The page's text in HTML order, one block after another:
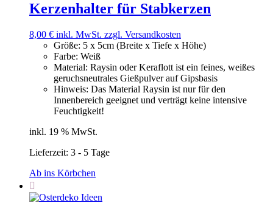
Kerzenhalter für Stabkerzen
8,00 € inkl. MwSt. zzgl. Versandkosten
Größe: 5 x 5cm (Breite x Tiefe x Höhe)
Farbe: Weiß
Material: Raysin oder Keraflott ist ein feines, weißes
geruchsneutrales Gießpulver auf Gipsbasis
Hinweis: Das Material Raysin ist nur für den
Innenbereich geeignet und verträgt keine intensive
Feuchtigkeit!
inkl. 19 % MwSt.
Lieferzeit: 3 - 5 Tage
Ab ins Körbchen